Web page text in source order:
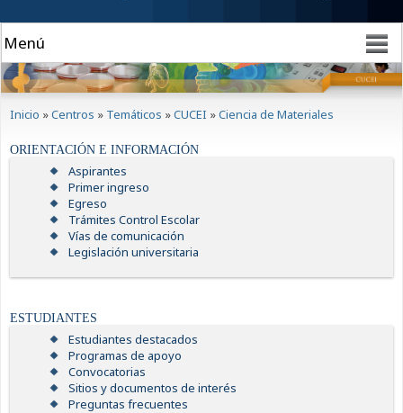
Inicio »Centros » Temáticos »CUCEI »Ciencia de Materiales
ORIENTACIÓN E INFORMACIÓN
Aspirantes
Primer ingreso
Egreso
Trámites Control Escolar
Vías de comunicación
Legislación universitaria
ESTUDIANTES
Estudiantes destacados
Programas de apoyo
Convocatorias
Sitios y documentos de interés
Preguntas frecuentes